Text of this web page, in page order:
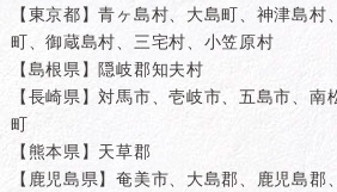
【東京都】青ヶ島村、大島町、神津島
町、御蔵島村、三宅村、小笠原村
【島根県】隠岐郡知夫村
【長崎県】対馬市、壱岐市、五島市、
町
【熊本県】天草郡
【鹿児島県】奄美市、大島郡、鹿児島郡